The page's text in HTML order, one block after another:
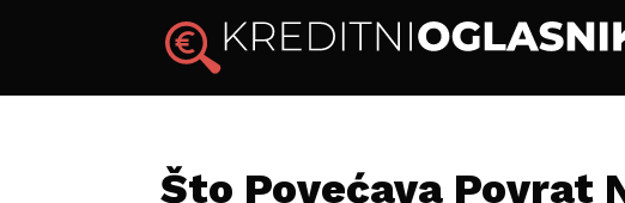
Što Povećava Povrat